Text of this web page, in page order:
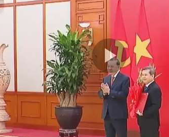
Play
Video